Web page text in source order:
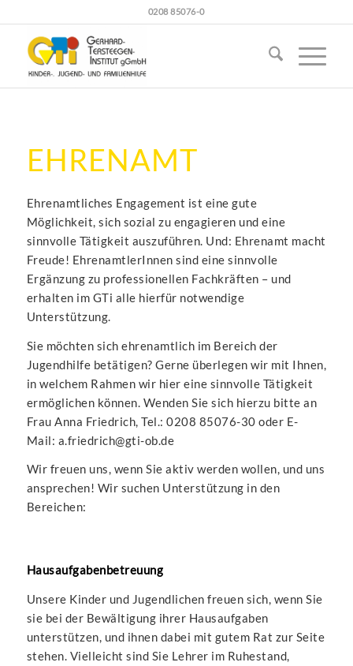
0208 85076-0
EHRENAMT
Ehrenamtliches Engagement ist eine gute
Möglichkeit, sich sozial zu engagieren und eine
sinnvolle Tätigkeit auszuführen. Und: Ehrenamt macht
Freude! EhrenamtlerInnen sind eine sinnvolle
Ergänzung zu professionellen Fachkräften – und
erhalten im GTi alle hierfür notwendige
Unterstützung.
Sie möchten sich ehrenamtlich im Bereich der
Jugendhilfe betätigen? Gerne überlegen wir mit Ihnen,
in welchem Rahmen wir hier eine sinnvolle Tätigkeit
ermöglichen können. Wenden Sie sich hierzu bitte an
Frau Anna Friedrich, Tel.: 0208 85076-30 oder E-
Mail: a.friedrich@gti-ob.de
Wir freuen uns, wenn Sie aktiv werden wollen, und uns
ansprechen! Wir suchen Unterstützung in den
Bereichen:
Hausaufgabenbetreuung
Unsere Kinder und Jugendlichen freuen sich, wenn Sie
sie bei der Bewältigung ihrer Hausaufgaben
unterstützen, und ihnen dabei mit gutem Rat zur Seite
stehen. Vielleicht sind Sie Lehrer im Ruhestand,